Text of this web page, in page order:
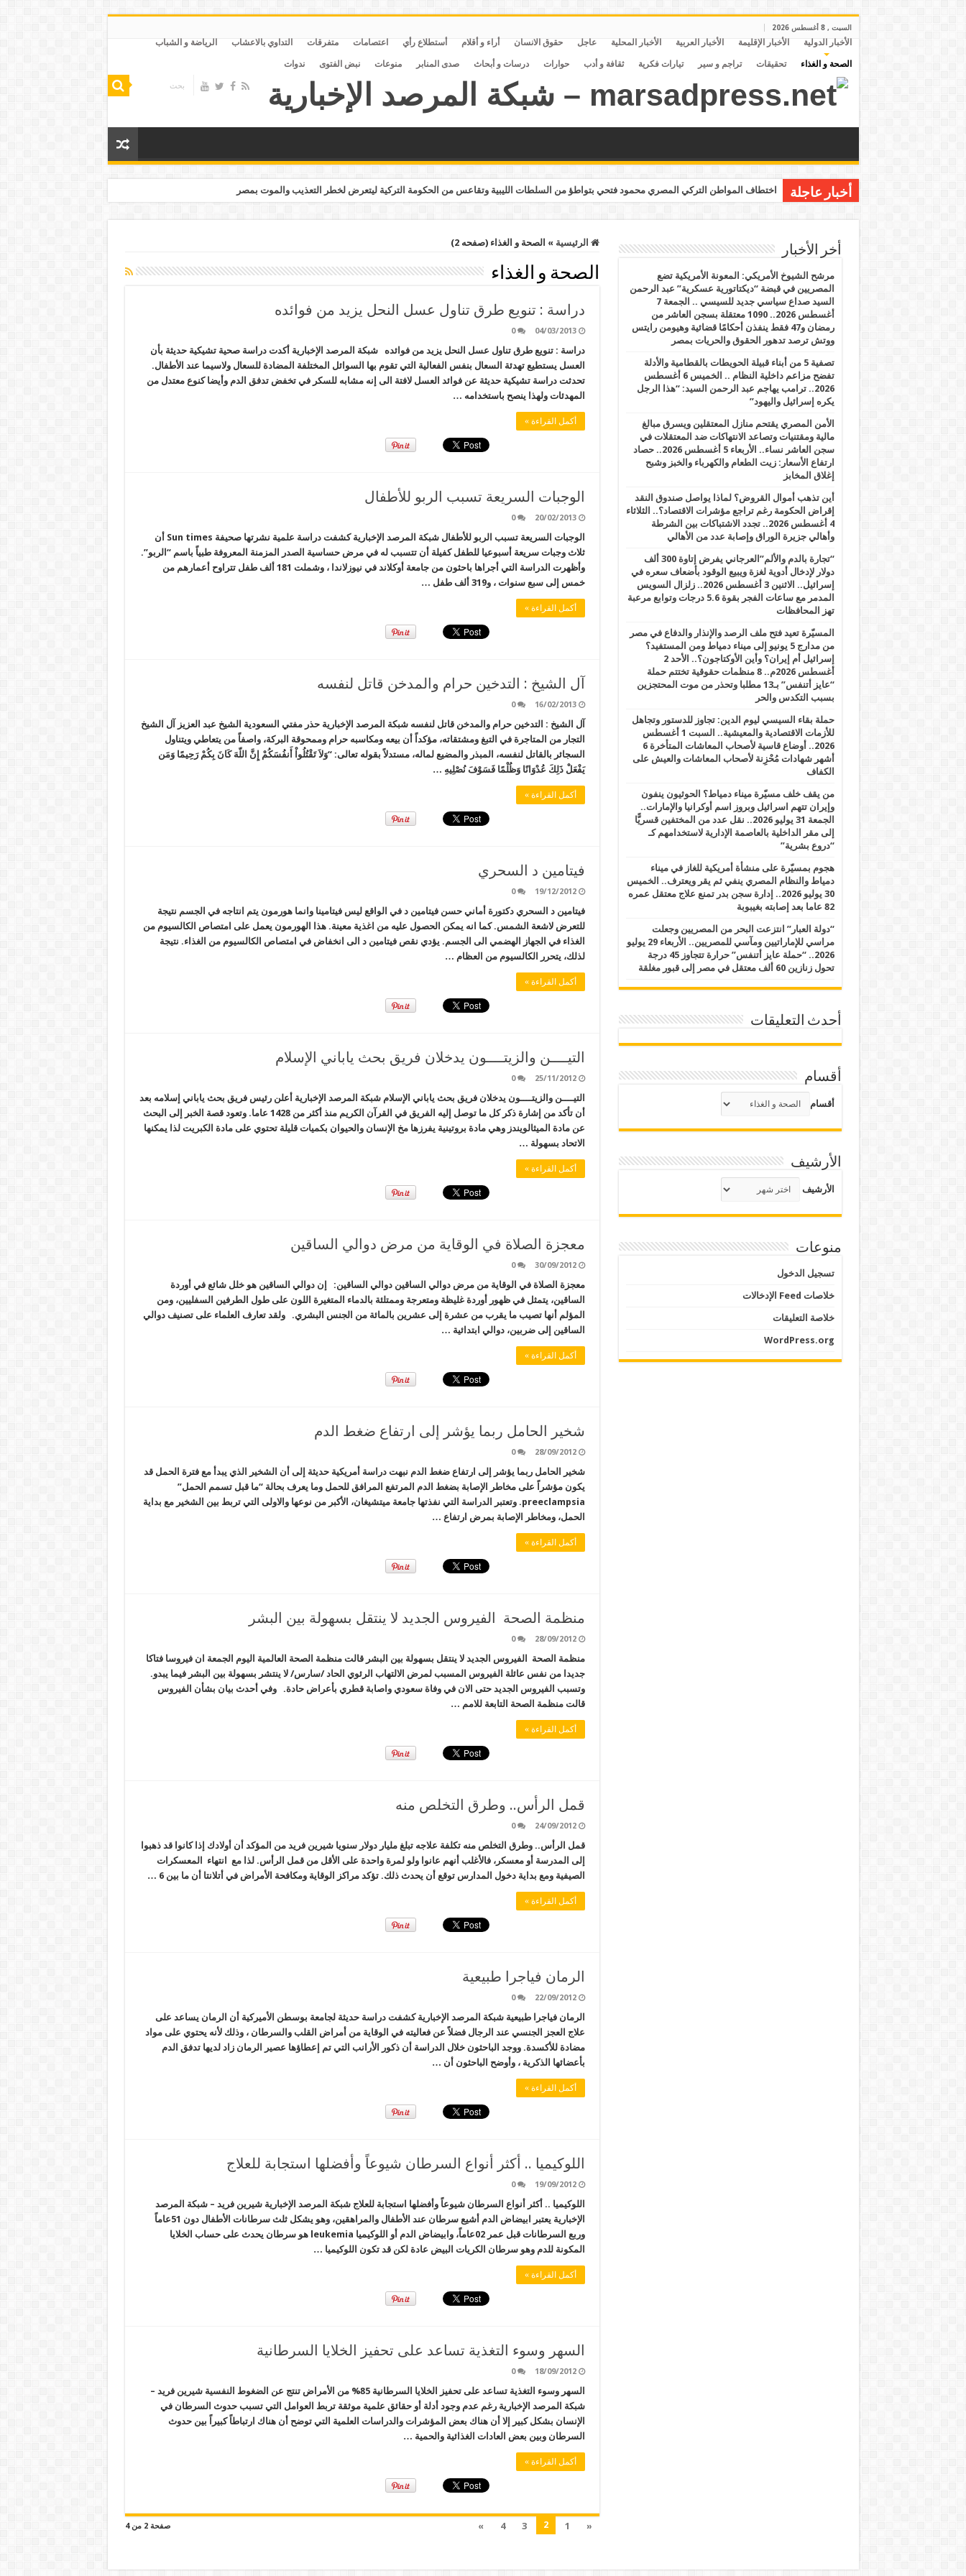
السبت , 8 أغسطس 2026
الأخبار الدولية الأخبار الإقليمة الأخبار العربية الأخبار المحلية عاجل حقوق الانسان أراء و أقلام أستطلاع رأي اعتصامات متفرقات التداوي بالاعشاب الرياضة و الشباب
الصحة و الغذاء تحقيقات تراجم و سير تيارات فكرية ثقافة و أدب حوارات درسات و أبحاث صدى المنابر منوعات نبض الفتوى ندوات
أخبار عاجلة اختطاف المواطن التركي المصري محمود فتحي بتواطؤ من السلطات الليبية وتقاعس من الحكومة التركية ليتعرض لخطر التعذيب والموت بمصر
الرئيسية » الصحة و الغذاء (صفحه 2)
الصحة و الغذاء
دراسة : تنويع طرق تناول عسل النحل يزيد من فوائده
04/03/2013
0
دراسة : تنويع طرق تناول عسل النحل يزيد من فوائده شبكة المرصد الإخبارية أكدت دراسة صحية تشيكية حديثة بأن
العسل يستطيع تهدئة السعال بنفس الفعالية التي تقوم بها السوائل المختلفة المضادة للسعال ولاسيما عند الأطفال.
تحدثت دراسة تشيكية حديثة عن فوائد العسل لافتة الى إنه مشابه للسكر في تخفض تدفق الدم وأيضا كنوع معتدل من
المهدئات ولهذا ينصح باستخدامه …
أكمل القراءة »
الوجبات السريعة تسبب الربو للأطفال
20/02/2013
0
الوجبات السريعة تسبب الربو للأطفال شبكة المرصد الإخبارية كشفت دراسة علمية نشرتها صحيفة Sun times أن
ثلاث وجبات سريعة أسبوعيا للطفل كفيلة أن تتسبب له في مرض حساسية الصدر المزمنة المعروفة طبياً باسم “الربو”.
وأظهرت الدراسة التي أجراها باحثون من جامعة أوكلاند في نيوزلاندا ، وشملت 181 ألف طفل تتراوح أعمارهم من
خمس إلى سبع سنوات ، و319 ألف طفل …
أكمل القراءة »
آل الشيخ : التدخين حرام والمدخن قاتل لنفسه
16/02/2013
0
آل الشيخ : التدخين حرام والمدخن قاتل لنفسه شبكة المرصد الإخبارية حذر مفتي السعودية الشيخ عبد العزيز آل الشيخ
التجار من المتاجرة في التبغ ومشتقاته، مؤكداً أن بيعه ومكاسبه حرام وممحوقة البركة، واصفاً من يتعاطي ويتناول
السجائر بالقاتل لنفسه، المبذر والمضيع لماله، مستدلاً بقوله تعالى: “وَلاَ تَقْتُلُواْ أَنفُسَكُمْ إِنَّ اللّهَ كَانَ بِكُمْ رَحِيمًا وَمَن
يَفْعَلْ ذَلِكَ عُدْوَانًا وَظُلْمًا فَسَوْفَ نُصْلِيهِ …
أكمل القراءة »
فيتامين د السحري
19/12/2012
0
فيتامين د السحري دكتورة أماني حسن فيتامين د في الواقع ليس فيتامينا وانما هورمون يتم انتاجه في الجسم نتيجة
للتعرض لاشعة الشمس. كما انه يمكن الحصول عليه من اغذية معينة. هذا الهورمون يعمل على امتصاص الكالسيوم من
الغذاء في الجهاز الهضمي الى الجسم. يؤدي نقص فيتامين د الى انخفاض في امتصاص الكالسيوم من الغذاء. نتيجة
لذلك، يتحرر الكالسيوم من العظام …
أكمل القراءة »
التيــــن والزيتــــون يدخلان فريق بحث ياباني الإسلام
25/11/2012
0
التيــــن والزيتــــون يدخلان فريق بحث ياباني الإسلام شبكة المرصد الإخبارية أعلن رئيس فريق بحث ياباني إسلامه بعد
أن تأكد من إشارة ذكر كل ما توصل إليه الفريق في القرآن الكريم منذ أكثر من 1428 عاما. وتعود قصة الخبر إلى البحث
عن مادة الميثالويندز وهي مادة بروتينية يفرزها مخ الإنسان والحيوان بكميات قليلة تحتوي على مادة الكبريت لذا يمكنها
الاتحاد بسهولة …
أكمل القراءة »
معجزة الصلاة في الوقاية من مرض دوالي الساقين
30/09/2012
0
معجزة الصلاة في الوقاية من مرض دوالي الساقين دوالي الساقين: إن دوالي الساقين هو خلل شائع في أوردة
الساقين، يتمثل في ظهور أوردة غليظة ومتعرجة وممتلئة بالدماء المتغيرة اللون على طول الطرفين السفليين، ومن
المؤلم أنها تصيب ما يقرب من عشرة إلى عشرين بالمائة من الجنس البشري. ولقد تعارف العلماء على تصنيف دوالي
الساقين إلى ضربين، دوالي ابتدائية …
أكمل القراءة »
شخير الحامل ربما يؤشر إلى ارتفاع ضغط الدم
28/09/2012
0
شخير الحامل ربما يؤشر إلى ارتفاع ضغط الدم نبهت دراسة أمريكية حديثة إلى أن الشخير الذي يبدأ مع فترة الحمل قد
يكون مؤشراً على مخاطر الإصابة بضغط الدم المرتفع المرافق للحمل وما يعرف بحالة “ما قبل تسمم الحمل”
preeclampsia. وتعتبر الدراسة التي نفذتها جامعة ميتشيغان، الأكبر من نوعها والاولى التي تربط بين الشخير مع بداية
الحمل، ومخاطر الإصابة بمرض ارتفاع …
أكمل القراءة »
منظمة الصحة الفيروس الجديد لا ينتقل بسهولة بين البشر
28/09/2012
0
منظمة الصحة الفيروس الجديد لا ينتقل بسهولة بين البشر قالت منظمة الصحة العالمية اليوم الجمعة ان فيروسا فتاكا
جديدا من نفس عائلة الفيروس المسبب لمرض الالتهاب الرئوي الحاد /سارس/ لا ينتشر بسهولة بين البشر فيما يبدو.
وتسبب الفيروس الجديد حتى الان في وفاة سعودي واصابة قطري بأعراض حادة. وفي أحدث بيان بشأن الفيروس
قالت منظمة الصحة التابعة للامم …
أكمل القراءة »
قمل الرأس.. وطرق التخلص منه
24/09/2012
0
قمل الرأس.. وطرق التخلص منه تكلفة علاجه تبلغ مليار دولار سنويا شيرين فريد من المؤكد أن أولادك إذا كانوا قد ذهبوا
إلى المدرسة أو معسكر، فالأغلب أنهم عانوا ولو لمرة واحدة على الأقل من قمل الرأس. لذا مع انتهاء المعسكرات
الصيفية ومع بداية دخول المدارس توقع أن يحدث ذلك. تؤكد مراكز الوقاية ومكافحة الأمراض في أتلانتا أن ما بين 6 …
أكمل القراءة »
الرمان فياجرا طبيعية
22/09/2012
0
الرمان فياجرا طبيعية شبكة المرصد الإخبارية كشفت دراسة حديثة لجامعة بوسطن الأميركية أن الرمان يساعد على
علاج العجز الجنسي عند الرجال فضلاً عن فعاليته في الوقاية من أمراض القلب والسرطان ، وذلك لأنه يحتوي على مواد
مضادة للأكسدة.‏ ووجد الباحثون خلال الدراسة أن ذكور الأرانب التي تم إعطاؤها عصير الرمان زاد لديها تدفق الدم
بأعضائها الذكرية‏ ، وأوضح الباحثون أن …
أكمل القراءة »
اللوكيميا .. أكثر أنواع السرطان شيوعاً وأفضلها استجابة للعلاج
19/09/2012
0
اللوكيميا .. أكثر أنواع السرطان شيوعاً وأفضلها استجابة للعلاج شبكة المرصد الإخبارية شيرين فريد – شبكة المرصد
الإخبارية يعتبر ابيضاض الدم أشيع سرطان عند الأطفال والمراهقين، وهو يشكل ثلث سرطانات الأطفال دون 51عاماً
وربع السرطانات قبل عمر 02عاماً، وابيضاض الدم أو اللوكيميا leukemia هو سرطان يحدث على حساب الخلايا
المكونة للدم وهو سرطان الكريات البيض عادة لكن قد تكون اللوكيميا …
أكمل القراءة »
السهر وسوء التغذية تساعد على تحفيز الخلايا السرطانية
18/09/2012
0
السهر وسوء التغذية تساعد على تحفيز الخلايا السرطانية 85% من الأمراض تنتج عن الضغوط النفسية شيرين فريد –
شبكة المرصد الإخبارية رغم عدم وجود أدلة أو حقائق علمية موثقة تربط العوامل التي تسبب حدوث السرطان في
الإنسان بشكل كبير إلا أن هناك بعض المؤشرات والدراسات العلمية التي توضح أن هناك ارتباطاً كبيراً بين حدوث
السرطان وبين بعض العادات الغذائية والحمية …
أكمل القراءة »
صفحة 2 من 4 «
1
2
3
4
»
أخر الأخبار
مرشح الشيوخ الأمريكي: المعونة الأمريكية تضع
المصريين في قبضة “ديكتاتورية عسكرية” عبد الرحمن
السيد صداع سياسي جديد للسيسي .. الجمعة 7
أغسطس 2026.. 1090 معتقلة بسجن العاشر من
رمضان و47 فقط ينفذن أحكامًا قضائية وهيومن رايتس
ووتش ترصد تدهور الحقوق والحريات بمصر
تصفية 5 من أبناء قبيلة الحويطات بالقطامية والأدلة
تفضح مزاعم داخلية النظام .. الخميس 6 أغسطس
2026.. ترامب يهاجم عبد الرحمن السيد: “هذا الرجل
يكره إسرائيل واليهود”
الأمن المصري يقتحم منازل المعتقلين ويسرق مبالغ
مالية ومقتنيات وتصاعد الانتهاكات ضد المعتقلات في
سجن العاشر نساء.. الأربعاء 5 أغسطس 2026.. حصاد
ارتفاع الأسعار: زيت الطعام والكهرباء والخبز وشبح
إغلاق المخابز
أين تذهب أموال القروض؟ لماذا يواصل صندوق النقد
إقراض الحكومة رغم تراجع مؤشرات الاقتصاد؟.. الثلاثاء
4 أغسطس 2026.. تجدد الاشتباكات بين الشرطة
وأهالي جزيرة الوراق وإصابة عدد من الأهالي
“تجارة بالدم والألم”العرجاني يفرض إتاوة 300 ألف
دولار لإدخال أدوية لغزة ويبيع الوقود بأضعاف سعره في
إسرائيل.. الاثنين 3 أغسطس 2026.. زلزال السويس
المدمر مع ساعات الفجر بقوة 5.6 درجات وتوابع مرعبة
تهز المحافظات
المسيّرة تعيد فتح ملف الرصد والإنذار والدفاع في مصر
من مدارج 5 يونيو إلى ميناء دمياط ومن المستفيد؟
إسرائيل أم إيران؟ وأين الأوكتاجون؟.. الأحد 2
أغسطس 2026م.. 8 منظمات حقوقية تختتم حملة
“عايز أتنفس” بـ13 مطلبا وتحذر من موت المحتجزين
بسبب التكدس والحر
حملة بقاء السيسي ليوم الدين: تجاوز للدستور وتجاهل
للأزمات الاقتصادية والمعيشية.. السبت 1 أغسطس
2026.. أوضاع قاسية لأصحاب المعاشات المتأخرة 6
أشهر شهادات مُحْزِنة لأصحاب المعاشات والعيش على
الكفاف
من يقف خلف مسيّرة ميناء دمياط؟ الحوثيون ينفون
وإيران تتهم اسرائيل وبروز اسم أوكرانيا والإمارات..
الجمعة 31 يوليو 2026.. نقل عدد من المختفين قسريًّا
إلى مقر الداخلية بالعاصمة الإدارية لاستخدامهم كـ
“دروع بشرية”
هجوم بمسيّرة على منشأة أمريكية للغاز في ميناء
دمياط والنظام المصري ينفي ثم يقر ويعترف.. الخميس
30 يوليو 2026.. إدارة سجن بدر تمنع علاج معتقل عمره
82 عاما بعد إصابته بغيبوبة
“دولة العبار” انتزعت البحر من المصريين وجعلت
مراسي للإماراتيين ومآسي للمصريين.. الأربعاء 29 يوليو
2026.. “حملة عايز أتنفس” حرارة تتجاوز 45 درجة
تحول زنازين 60 ألف معتقل في مصر إلى قبور مغلقة
أحدث التعليقات
أقسام
أقسام
الأرشيف
الأرشيف
منوعات
تسجيل الدخول
خلاصات Feed الإدخالات
خلاصة التعليقات
WordPress.org